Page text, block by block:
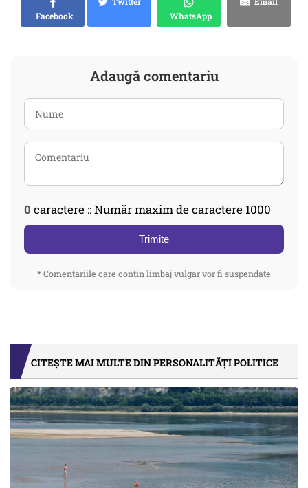
Facebook
WhatsApp
Adaugă comentariu
0 caractere :: Număr maxim de caractere 1000
Trimite
* Comentariile care contin limbaj vulgar vor fi suspendate
CITEȘTE MAI MULTE DIN PERSONALITĂȚI POLITICE